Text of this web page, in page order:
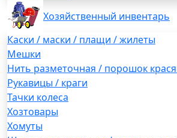
Хозяйственный инвентарь
Каски / маски / плащи / жилеты
Мешки
Нить разметочная / порошок
Рукавицы / краги
Тачки колеса
Хозтовары
Хомуты